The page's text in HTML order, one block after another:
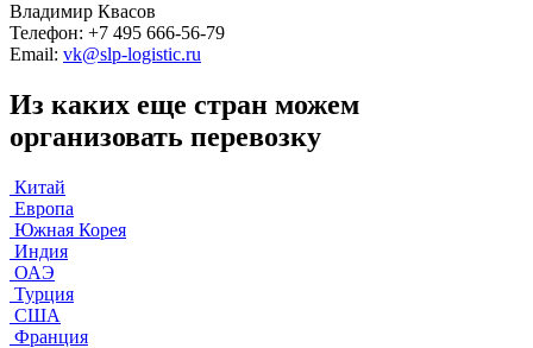
Владимир Квасов
Телефон: +7 495 666-56-79
Email: vk@slp-logistic.ru
Из каких еще стран можем
организовать перевозку
Китай
Европа
Южная Корея
Индия
ОАЭ
Турция
США
Франция